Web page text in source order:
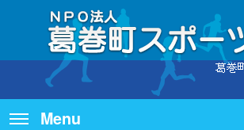
Menu